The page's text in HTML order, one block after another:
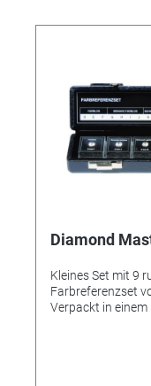
Diamond
Kleines Set mit 9
Farbreferenzset
Verpackt in